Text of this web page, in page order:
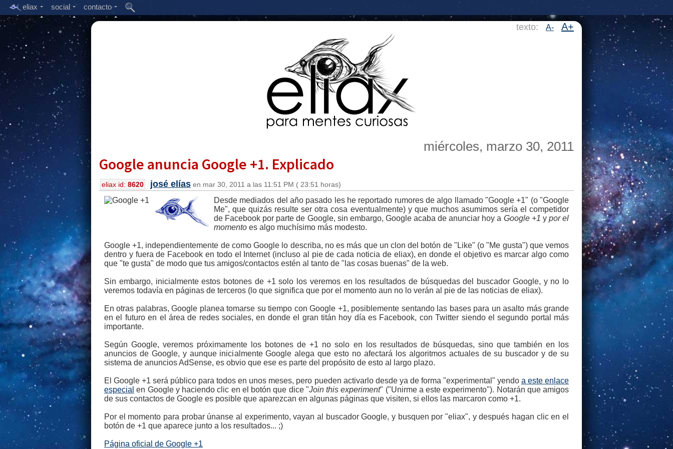
eliax social contacto
texto: A- A+
miércoles, marzo 30, 2011
Google anuncia Google +1. Explicado
eliax id: 8620 josé elías en mar 30, 2011 a las 11:51 PM ( 23:51 horas)
Desde mediados del año pasado les he reportado rumores de algo llamado "Google +1" (o "Google
Me", que quizás resulte ser otra cosa eventualmente) y que muchos asumimos sería el competidor
de Facebook por parte de Google, sin embargo, Google acaba de anunciar hoy a Google +1 y por el
momento es algo muchísimo más modesto.
Google +1, independientemente de como Google lo describa, no es más que un clon del botón de "Like" (o "Me gusta") que vemos
dentro y fuera de Facebook en todo el Internet (incluso al pie de cada noticia de eliax), en donde el objetivo es marcar algo como
que "te gusta" de modo que tus amigos/contactos estén al tanto de "las cosas buenas" de la web.
Sin embargo, inicialmente estos botones de +1 solo los veremos en los resultados de búsquedas del buscador Google, y no lo
veremos todavía en páginas de terceros (lo que significa que por el momento aun no lo verán al pie de las noticias de eliax).
En otras palabras, Google planea tomarse su tiempo con Google +1, posiblemente sentando las bases para un asalto más grande
en el futuro en el área de redes sociales, en donde el gran titán hoy día es Facebook, con Twitter siendo el segundo portal más
importante.
Según Google, veremos próximamente los botones de +1 no solo en los resultados de búsquedas, sino que también en los
anuncios de Google, y aunque inicialmente Google alega que esto no afectará los algoritmos actuales de su buscador y de su
sistema de anuncios AdSense, es obvio que ese es parte del propósito de esto al largo plazo.
El Google +1 será público para todos en unos meses, pero pueden activarlo desde ya de forma "experimental" yendo a este enlace
especial en Google y haciendo clic en el botón que dice "Join this experiment" ("Unirme a este experimento"). Notarán que amigos
de sus contactos de Google es posible que aparezcan en algunas páginas que visiten, si ellos las marcaron como +1.
Por el momento para probar únanse al experimento, vayan al buscador Google, y busquen por "eliax", y después hagan clic en el
botón de +1 que aparece junto a los resultados... ;)
Página oficial de Google +1